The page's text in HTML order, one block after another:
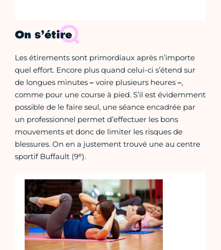
On s’étire
Les étirements sont primordiaux après n’importe
quel effort. Encore plus quand celui-ci s’étend sur
de longues minutes – voire plusieurs heures –,
comme pour une course à pied. S’il est évidemment
possible de le faire seul, une séance encadrée par
un professionnel permet d’effectuer les bons
mouvements et donc de limiter les risques de
blessures. On en a justement trouvé une au centre
sportif Buffault (9e).